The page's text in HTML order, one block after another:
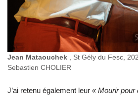
Jean Mataouchek , St Gély du Fesc,
Sebastien CHOLIER
J’ai retenu également leur « Mourir pour